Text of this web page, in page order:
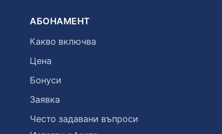
АБОНАМЕНТ
Какво включва
Цена
Бонуси
Заявка
Често задавани въпроси